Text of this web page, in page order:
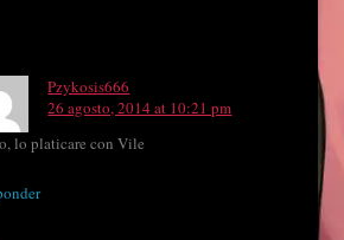
Pzykosis666
26 agosto, 2014 at 10:21 pm
lo platicare con Vile